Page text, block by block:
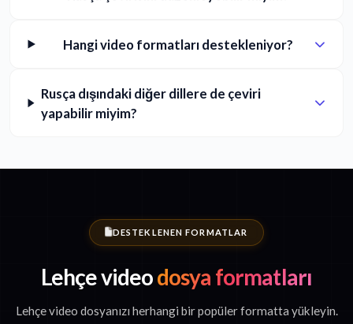
Hangi video formatları destekleniyor?
Rusça dışındaki diğer dillere de çeviri
yapabilir miyim?
DESTEKLENEN FORMATLAR
Lehçe videodosya formatları
Lehçe video dosyanızı herhangi bir popüler formatta yükleyin.